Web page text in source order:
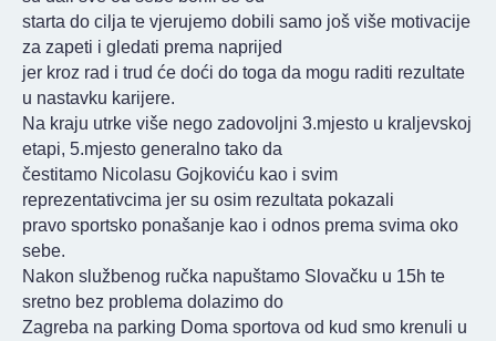
starta do cilja te vjerujemo dobili samo još više motivacije
za zapeti i gledati prema naprijed
jer kroz rad i trud će doći do toga da mogu raditi rezultate
u nastavku karijere.
Na kraju utrke više nego zadovoljni 3.mjesto u kraljevskoj
etapi, 5.mjesto generalno tako da
čestitamo Nicolasu Gojkoviću kao i svim
reprezentativcima jer su osim rezultata pokazali
pravo sportsko ponašanje kao i odnos prema svima oko
sebe.
Nakon službenog ručka napuštamo Slovačku u 15h te
sretno bez problema dolazimo do
Zagreba na parking Doma sportova od kud smo krenuli u